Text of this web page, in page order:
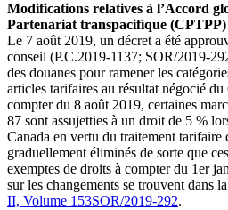
Modifications relatives à l’Accord
Partenariat transpacifique (CPTPP)
Le 7 août 2019, un décret a été
conseil (P.C.2019-1137; SOR/2019-
des douanes pour ramener les
articles tarifaires au résultat négocié
compter du 8 août 2019, certaines
87 sont assujetties à un droit de 5 %
Canada en vertu du traitement tarifaire
graduellement éliminés de sorte que
exemptes de droits à compter du 1er
sur les changements se trouvent dans la
II, Volume 153SOR/2019-292.